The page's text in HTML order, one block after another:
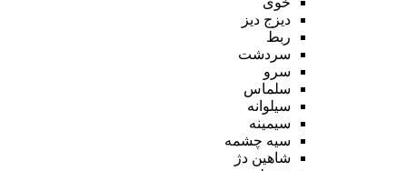
دیزج دیز
ربط
سردشت
سرو
سلماس
سیلوانه
سیمینه
سیه چشمه
شاهین دژ